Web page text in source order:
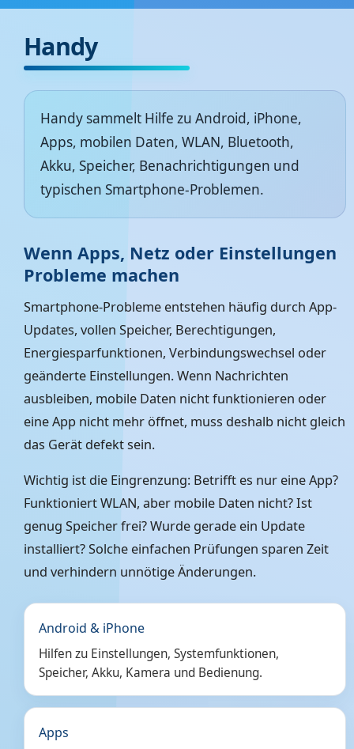
Handy
Handy sammelt Hilfe zu Android, iPhone,
Apps, mobilen Daten, WLAN, Bluetooth,
Akku, Speicher, Benachrichtigungen und
typischen Smartphone-Problemen.
Wenn Apps, Netz oder Einstellungen
Probleme machen
Smartphone-Probleme entstehen häufig durch App-
Updates, vollen Speicher, Berechtigungen,
Energiesparfunktionen, Verbindungswechsel oder
geänderte Einstellungen. Wenn Nachrichten
ausbleiben, mobile Daten nicht funktionieren oder
eine App nicht mehr öffnet, muss deshalb nicht gleich
das Gerät defekt sein.
Wichtig ist die Eingrenzung: Betrifft es nur eine App?
Funktioniert WLAN, aber mobile Daten nicht? Ist
genug Speicher frei? Wurde gerade ein Update
installiert? Solche einfachen Prüfungen sparen Zeit
und verhindern unnötige Änderungen.
Android & iPhone
Hilfen zu Einstellungen, Systemfunktionen,
Speicher, Akku, Kamera und Bedienung.
Apps